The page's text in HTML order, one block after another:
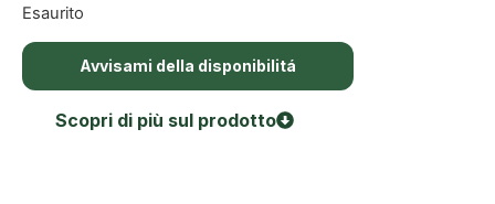
Esaurito
Avvisami della disponibilitá
Scopri di più sul prodotto